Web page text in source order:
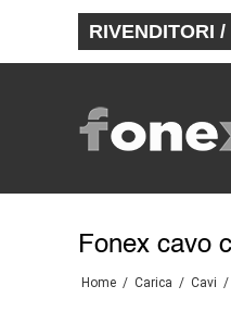
RIVENDITORI
Fonex cavo
Home / Carica / Cavi /